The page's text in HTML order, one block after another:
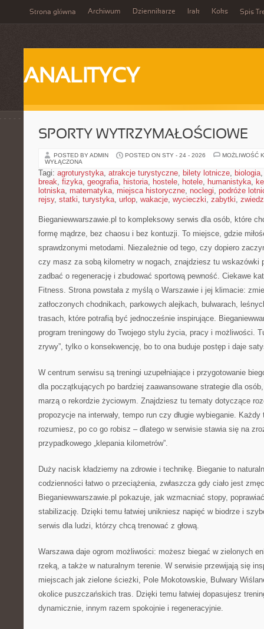
Strona główna Archiwum Dziennikarze Irak Koks Spis
ANALITYCY
SPORTY WYTRZYMAŁOŚCIOWE
POSTED BY ADMIN POSTED ON STY - 24 - 2026
MOŻLIWOŚĆ
WYŁĄCZONA
Tagi: agroturystyka, atrakcje turystyczne, bilety lotnicze, biologia
break, fizyka, geografia, historia, hostele, hotele, humanistyka,
lotniska, matematyka, miejsca historyczne, noclegi, podróże
rejsy, statki, turystyka, urlop, wakacje, wycieczki, zabytki,
Bieganiewwarszawie.pl to kompleksowy serwis dla osób, które
formę mądrze, bez chaosu i bez kontuzji. To miejsce, gdzie
sprawdzonymi metodami. Niezależnie od tego, czy dopiero
czy masz za sobą kilometry w nogach, znajdziesz tu wskazówki
zadbać o regenerację i zbudować sportową pewność. Ciekawe
Fitness. Strona powstała z myślą o Warszawie i jej klimacie:
zatłoczonych chodnikach, parkowych alejkach, bulwarach,
trasach, które potrafią być jednocześnie inspirujące.
program treningowy do Twojego stylu życia, pracy i możliwości.
zrywy”, tylko o konsekwencję, bo to ona buduje postęp i daje
W centrum serwisu są treningi uzupełniające i przygotowanie
dla początkujących po bardziej zaawansowane strategie dla
marzą o rekordzie życiowym. Znajdziesz tu tematy dotyczące
propozycje na interwały, tempo run czy długie wybieganie.
rozumiesz, po co go robisz – dlatego w serwisie stawia się na
przypadkowego „klepania kilometrów”.
Duży nacisk kładziemy na zdrowie i technikę. Bieganie to
codzienności łatwo o przeciążenia, zwłaszcza gdy ciało jest
Bieganiewwarszawie.pl pokazuje, jak wzmacniać stopy,
stabilizację. Dzięki temu łatwiej unikniesz napięć w biodrze i
serwis dla ludzi, którzy chcą trenować z głową.
Warszawa daje ogrom możliwości: możesz biegać w zielonych
rzeką, a także w naturalnym terenie. W serwisie przewijają się
miejscach jak zielone ścieżki, Pole Mokotowskie, Bulwary
okolice puszczańskich tras. Dzięki temu łatwiej dopasujesz
dynamicznie, innym razem spokojnie i regeneracyjnie.